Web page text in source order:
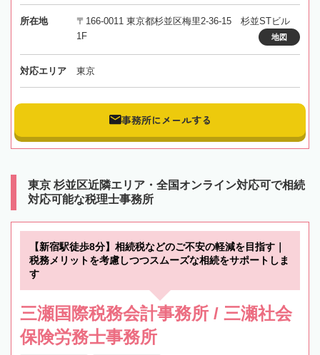
所在地
〒166-0011 東京都杉並区梅里2-36-15 杉並STビル
1F
地図
対応エリア 東京
事務所にメールする
東京 杉並区近隣エリア・全国オンライン対応可で相続
対応可能な税理士事務所
【新宿駅徒歩8分】相続税などのご不安の軽減を目指す｜
税務メリットを考慮しつつスムーズな相続をサポートしま
す
三瀬国際税務会計事務所 / 三瀬社会
保険労務士事務所